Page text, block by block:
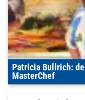
Patricia Bullrich:
MasterChef